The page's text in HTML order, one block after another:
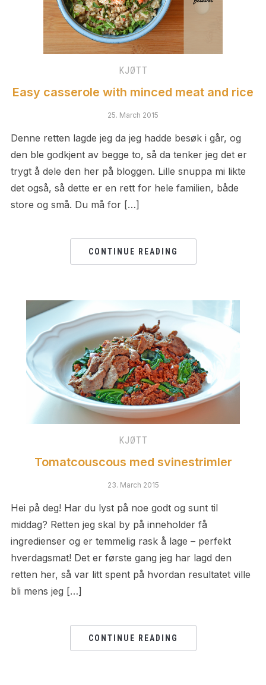
KJØTT
Easy casserole with minced meat and rice
25. March 2015
Denne retten lagde jeg da jeg hadde besøk i går, og
den ble godkjent av begge to, så da tenker jeg det er
trygt å dele den her på bloggen. Lille snuppa mi likte
det også, så dette er en rett for hele familien, både
store og små. Du må for […]
CONTINUE READING
KJØTT
Tomatcouscous med svinestrimler
23. March 2015
Hei på deg! Har du lyst på noe godt og sunt til
middag? Retten jeg skal by på inneholder få
ingredienser og er temmelig rask å lage – perfekt
hverdagsmat! Det er første gang jeg har lagd den
retten her, så var litt spent på hvordan resultatet ville
bli mens jeg […]
CONTINUE READING